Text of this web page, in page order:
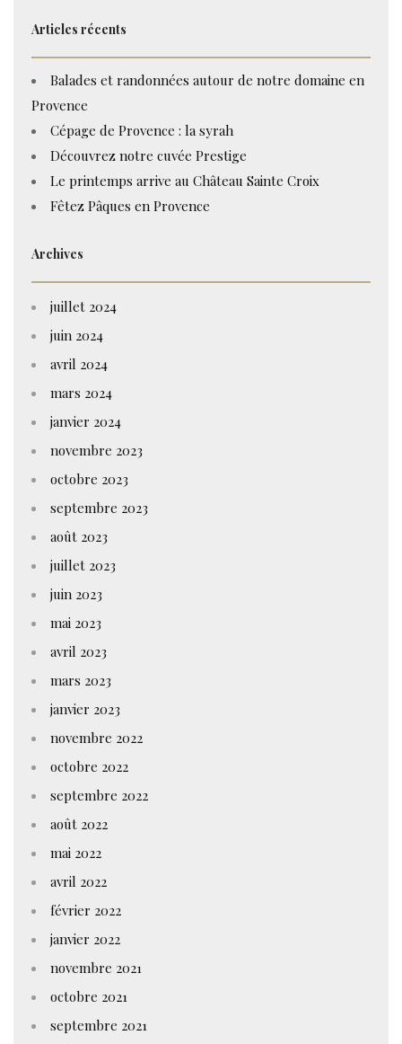
Articles récents
Balades et randonnées autour de notre domaine en
Provence
Cépage de Provence : la syrah
Découvrez notre cuvée Prestige
Le printemps arrive au Château Sainte Croix
Fêtez Pâques en Provence
Archives
juillet 2024
juin 2024
avril 2024
mars 2024
janvier 2024
novembre 2023
octobre 2023
septembre 2023
août 2023
juillet 2023
juin 2023
mai 2023
avril 2023
mars 2023
janvier 2023
novembre 2022
octobre 2022
septembre 2022
août 2022
mai 2022
avril 2022
février 2022
janvier 2022
novembre 2021
octobre 2021
septembre 2021